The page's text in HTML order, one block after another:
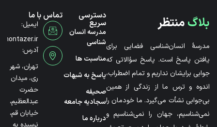
بلاگمنتظر
مدرسۀ انسان‌شناسی فضایی برای
یافتن پاسخ است. پاسخ سؤالاتی که
جوابی برایشان نداریم و تمام اضطراب،
اندوه و ترس ما از زندگی از همین
بی‌جوابی نشأت می‌گیرد. ما خودمان را
نمی‌شناسیم، جهان را نمی‌شناسیم و
دسترسی
سریع
مدرسه انسان
شناسی
مناسبت ها
پاسخ به شبهات
صحیفه
سجادیه جامعه
درباره ما
تماس با ما
ایمیل:
آدرس:
تهران، شهر
ری، میدان
حضرت
عبدالعظیم،
خیابان قم،
نرسیده به